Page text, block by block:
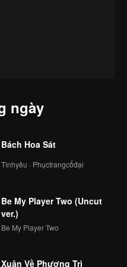
ngày
Bách Hoa Sát
Tìnhyêu · Phụctrangcổđại
Be My Player Two (Uncut
ver.)
Be My Player Two
Xuân Về Phượng Trì